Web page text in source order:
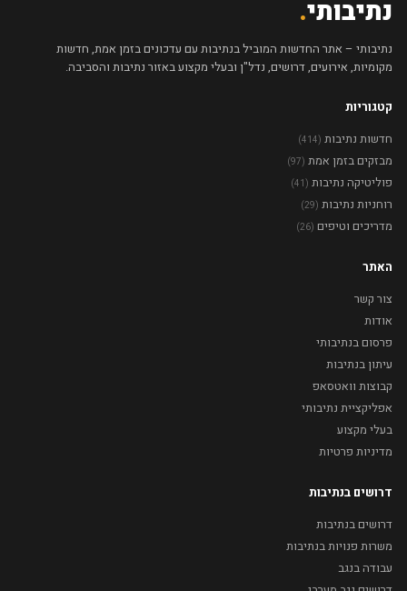
נתיבותי.
נתיבותי – אתר החדשות המוביל בנתיבות עם עדכונים בזמן אמת, חדשות
מקומיות, אירועים, דרושים, נדל"ן ובעלי מקצוע באזור נתיבות והסביבה.
קטגוריות
חדשות נתיבות (414)
מבזקים בזמן אמת (97)
פוליטיקה נתיבות (41)
רוחניות נתיבות (29)
מדריכים וטיפים (26)
האתר
צור קשר
אודות
פרסום בנתיבותי
עיתון בנתיבות
קבוצות וואטסאפ
אפליקציית נתיבותי
בעלי מקצוע
מדיניות פרטיות
דרושים בנתיבות
דרושים בנתיבות
משרות פנויות בנתיבות
עבודה בנגב